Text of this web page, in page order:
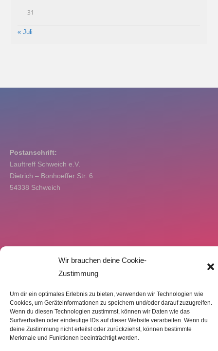
31
« Juli
Postanschrift:
Lauftreff Schweich e.V.
Dietrich – Bonhoeffer Str. 6
54338 Schweich
Wir brauchen deine Cookie-
Zustimmung
Um dir ein optimales Erlebnis zu bieten, verwenden wir Technologien wie
Cookies, um Geräteinformationen zu speichern und/oder darauf zuzugreifen.
Wenn du diesen Technologien zustimmst, können wir Daten wie das
Surfverhalten oder eindeutige IDs auf dieser Website verarbeiten. Wenn du
deine Zustimmung nicht erteilst oder zurückziehst, können bestimmte
Merkmale und Funktionen beeinträchtigt werden.
Zustimmung verwalten